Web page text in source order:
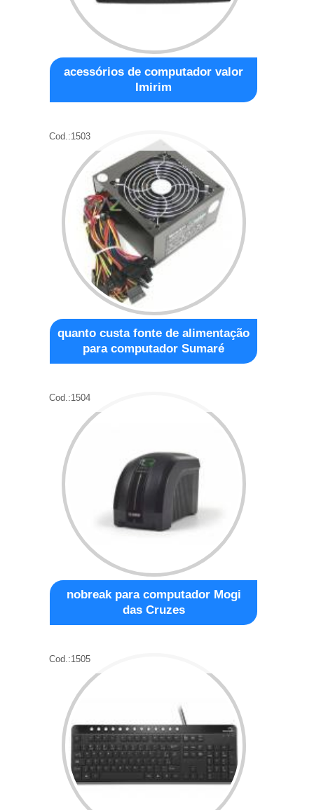
acessórios de computador valor
Imirim
Cod.:1503
quanto custa fonte de alimentação
para computador Sumaré
Cod.:1504
nobreak para computador Mogi
das Cruzes
Cod.:1505